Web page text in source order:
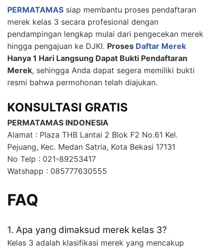
PERMATAMAS siap membantu proses pendaftaran
merek kelas 3 secara profesional dengan
pendampingan lengkap mulai dari pengecekan merek
hingga pengajuan ke DJKI. Proses Daftar Merek
Hanya 1 Hari Langsung Dapat Bukti Pendaftaran
Merek, sehingga Anda dapat segera memiliki bukti
resmi bahwa permohonan telah diajukan.
KONSULTASI GRATIS
PERMATAMAS INDONESIA
Alamat : Plaza THB Lantai 2 Blok F2 No.61 Kel.
Pejuang, Kec. Medan Satria, Kota Bekasi 17131
No Telp : 021-89253417
Watshapp : 085777630555
FAQ
1. Apa yang dimaksud merek kelas 3?
Kelas 3 adalah klasifikasi merek yang mencakup